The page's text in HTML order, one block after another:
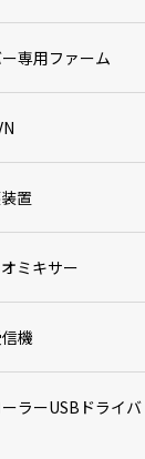
専用ファーム
置
ミキサー
機
ラーUSBドライバ